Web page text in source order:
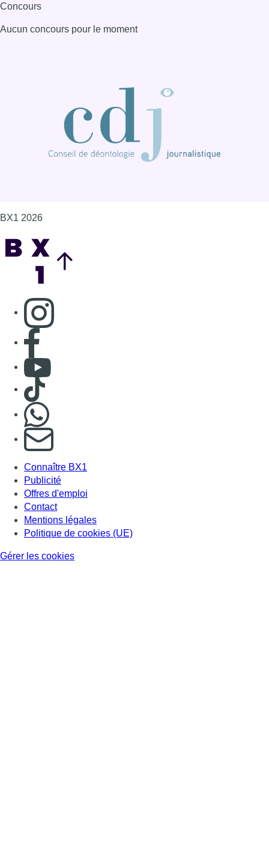
Concours
Aucun concours pour le moment
BX1 2026
Consulter page Instagram
Consulter page Facebook
Consulter Youtube
Consulter TikTok
S'abonner à notre newsletter
Connaître BX1
Publicité
Offres d'emploi
Contact
Mentions légales
Politique de cookies (UE)
Gérer les cookies